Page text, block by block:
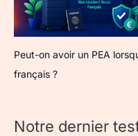
Peut-on avoir un PEA
français ?
Notre dernier